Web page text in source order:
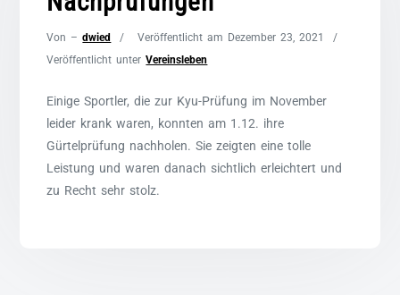
Von –dwied Veröffentlicht am Dezember 23, 2021
Veröffentlicht unterVereinsleben
Einige Sportler, die zur Kyu-Prüfung im November
leider krank waren, konnten am 1.12. ihre
Gürtelprüfung nachholen. Sie zeigten eine tolle
Leistung und waren danach sichtlich erleichtert und
zu Recht sehr stolz.